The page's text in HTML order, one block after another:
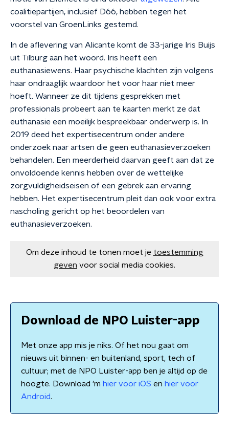
coalitiepartijen, inclusief D66, hebben tegen het
voorstel van GroenLinks gestemd.
In de aflevering van Alicante komt de 33-jarige Iris Buijs
uit Tilburg aan het woord. Iris heeft een
euthanasiewens. Haar psychische klachten zijn volgens
haar ondraaglijk waardoor het voor haar niet meer
hoeft. Wanneer ze dit tijdens gesprekken met
professionals probeert aan te kaarten merkt ze dat
euthanasie een moeilijk bespreekbaar onderwerp is. In
2019 deed het expertisecentrum onder andere
onderzoek naar artsen die geen euthanasieverzoeken
behandelen. Een meerderheid daarvan geeft aan dat ze
onvoldoende kennis hebben over de wettelijke
zorgvuldigheidseisen of een gebrek aan ervaring
hebben. Het expertisecentrum pleit dan ook voor extra
nascholing gericht op het beoordelen van
euthanasieverzoeken.
Om deze inhoud te tonen moet je toestemming
geven voor social media cookies.
Download de NPO Luister-app
Met onze app mis je niks. Of het nou gaat om
nieuws uit binnen- en buitenland, sport, tech of
cultuur; met de NPO Luister-app ben je altijd op de
hoogte. Download 'm hier voor iOS en hier voor
Android.